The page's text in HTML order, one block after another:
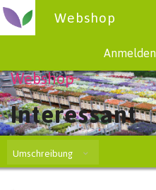
Webshop
Anmelden
Webshop
Interessant
Umschreibung